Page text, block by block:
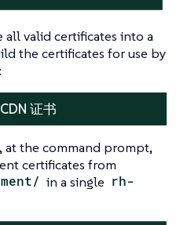
all valid certificates into a
the certificates for use by
证书
at the command prompt,
certificates from
in a single rh-